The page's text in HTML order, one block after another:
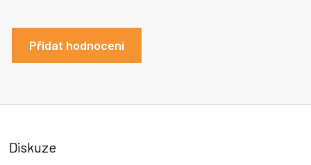
Přidat hodnocení
Diskuze